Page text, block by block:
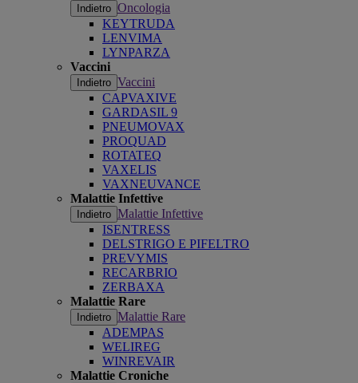
Indietro Oncologia
KEYTRUDA
LENVIMA
LYNPARZA
Vaccini
Indietro Vaccini
CAPVAXIVE
GARDASIL 9
PNEUMOVAX
PROQUAD
ROTATEQ
VAXELIS
VAXNEUVANCE
Malattie Infettive
Indietro Malattie Infettive
ISENTRESS
DELSTRIGO E PIFELTRO
PREVYMIS
RECARBRIO
ZERBAXA
Malattie Rare
Indietro Malattie Rare
ADEMPAS
WELIREG
WINREVAIR
Malattie Croniche